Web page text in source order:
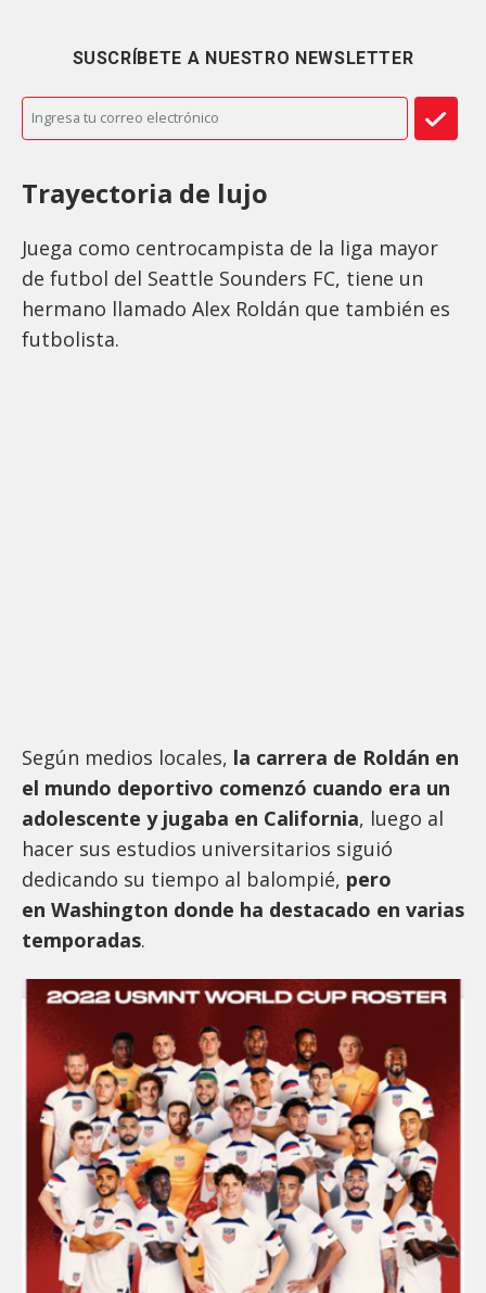
SUSCRÍBETE A NUESTRO NEWSLETTER
Trayectoria de lujo
Juega como centrocampista de la liga mayor
de futbol del Seattle Sounders FC, tiene un
hermano llamado Alex Roldán que también es
futbolista.
Según medios locales, la carrera de Roldán en
el mundo deportivo comenzó cuando era un
adolescente y jugaba en California, luego al
hacer sus estudios universitarios siguió
dedicando su tiempo al balompié, pero
en Washington donde ha destacado en varias
temporadas.